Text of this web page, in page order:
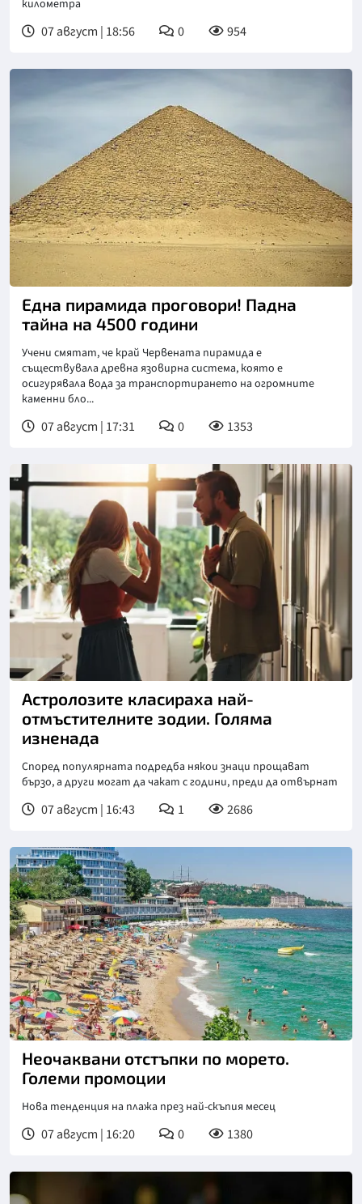
километра
07 август | 18:56 0 954
Снимка: goggle
Една пирамида проговори! Падна
тайна на 4500 години
Учени смятат, че край Червената пирамида е
съществувала древна язовирна система, която е
осигурявала вода за транспортирането на огромните
каменни бло...
07 август | 17:31 0 1353
Снимка: iStock
Астролозите класираха най-
отмъстителните зодии. Голяма
изненада
Според популярната подредба някои знаци прощават
бързо, а други могат да чакат с години, преди да отвърнат
07 август | 16:43 1 2686
Неочаквани отстъпки по морето.
Големи промоции
Нова тенденция на плажа през най-скъпия месец
07 август | 16:20 0 1380